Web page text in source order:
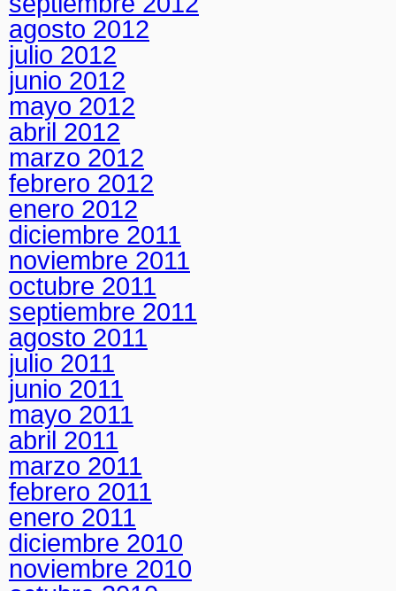
agosto 2012
julio 2012
junio 2012
mayo 2012
abril 2012
marzo 2012
febrero 2012
enero 2012
diciembre 2011
noviembre 2011
octubre 2011
septiembre 2011
agosto 2011
julio 2011
junio 2011
mayo 2011
abril 2011
marzo 2011
febrero 2011
enero 2011
diciembre 2010
noviembre 2010